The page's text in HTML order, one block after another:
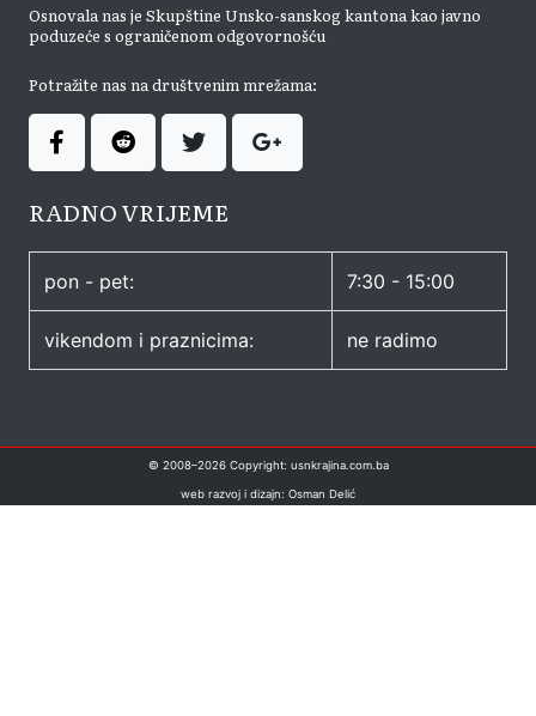
Osnovala nas je Skupštine Unsko-sanskog kantona kao javno
poduzeće s ograničenom odgovornošću
Potražite nas na društvenim mrežama:
RADNO VRIJEME
pon - pet: 7:30 - 15:00
vikendom i praznicima: ne radimo
© 2008–2026Copyright: usnkrajina.com.ba
web razvoj i dizajn: Osman Delić